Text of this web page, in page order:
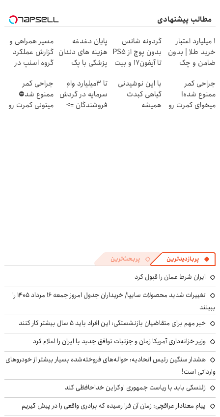
مطالب پیشنهادی
۱ میلیارد اعتبار
خرید طلا | بدون
ضامن و چک
گردونه شانس
بدون پوچ از PS5
تا آیفون17 و بیت
پایان دغدغه
هزینه های دندان
پزشکی با پک
خانگی
مسیر همراهی و
گزارش عملکرد
گروه اسنپ در
جراحی کمر
ممنوع شده!
میخوای کمرت رو
با این نوشیدنی
گیاهی کبدت
همیشه
تا 3میلیارد وام
سرمایه در گردش
فروشندگان =>
جراحی کمر
ممنوع شد⛔
میتونی کمرت رو
پربازدیدترین پربحث‌ترین
ایران شرط عمان را قبول کرد
تغییرات شدید محصولات سایپا/ خریداران جدول امروز جمعه ۱۶ مرداد ۱۴۰۵ را
ببینند
خبر مهم برای متقاضیان بازنشستگی: این افراد باید ۵ سال بیشتر کار کنند
وزیر خزانه‌داری آمریکا زمان و جزئیات توافق جدید با ایران را اعلام کرد
هشدار سنگین رئیس اتحادیه: حواله‌های فروخته‌شده بسیار بیشتر از خودروهای
وارداتی است!
زلنسکی باید با ریاست جمهوری اوکراین خداحافظی کند
پیام معنادار عراقچی: زمان آن فرا رسیده که برادری واقعی را در پیش گیریم